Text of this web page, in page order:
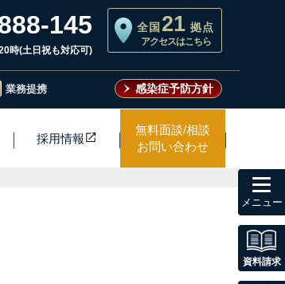
145
時(土日祝も対応可)
全国 21 拠点
アクセスはこちら
業務提携 感染症予防方針
採用情報
無料面談/相談
お問い合わせ
資料請求